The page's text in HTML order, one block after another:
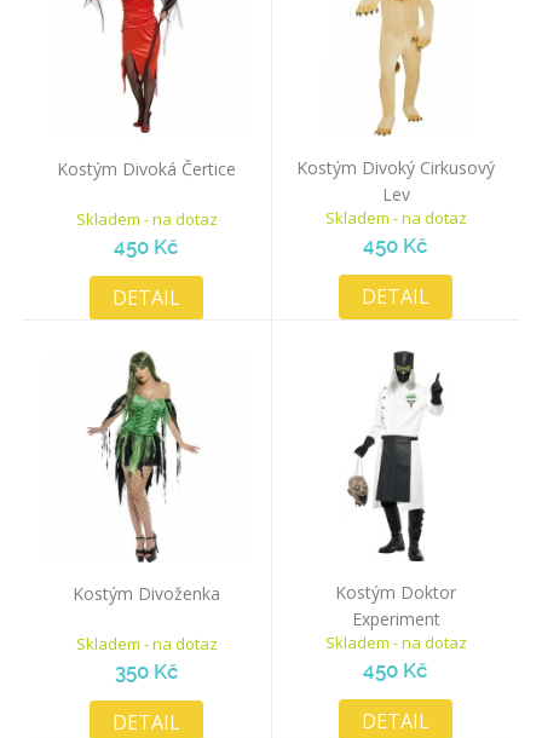
Kostým Divoká Čertice
Skladem - na dotaz
450 Kč
DETAIL
Kostým Divoký Cirkusový
Lev
Skladem - na dotaz
450 Kč
DETAIL
Kostým Divoženka
Skladem - na dotaz
350 Kč
DETAIL
Kostým Doktor
Experiment
Skladem - na dotaz
450 Kč
DETAIL